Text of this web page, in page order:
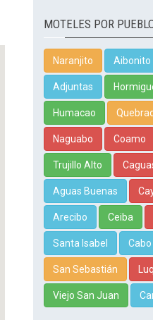
MOTELES POR
Naranjito Aibonito
Adjuntas
Humacao
Naguabo Coamo
Trujillo Alto
Aguas Buenas
Arecibo Ceiba
Santa Isabel Cabo
San Sebastián
Viejo San Juan